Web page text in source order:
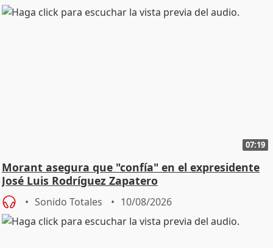
07:19
Morant asegura que "confía" en el expresidente
José Luis Rodríguez Zapatero
Sonido Totales 10/08/2026